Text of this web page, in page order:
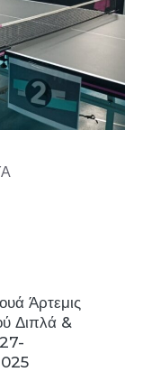
Άρτεμις
Διπλά &